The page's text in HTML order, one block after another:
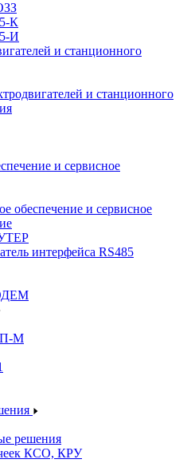
К
И
и станционного
и станционного
и сервисное
обеспечение и сервисное
интерфейса RS485
М
решения
КСО, КРУ